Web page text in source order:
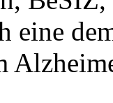
eine